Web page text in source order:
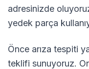
adresinizde
yedek parça
Önce arıza tespiti
teklifi sunuyoruz.